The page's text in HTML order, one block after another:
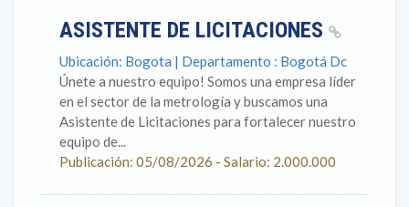
ASISTENTE DE LICITACIONES
Ubicación: Bogota | Departamento : Bogotá Dc
Únete a nuestro equipo! Somos una empresa líder
en el sector de la metrología y buscamos una
Asistente de Licitaciones para fortalecer nuestro
equipo de...
Publicación: 05/08/2026 - Salario: 2.000.000